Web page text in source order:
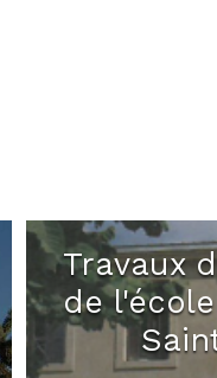
Travaux
de